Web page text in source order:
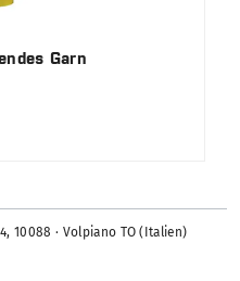
Garn
10088 · Volpiano TO (Italien)